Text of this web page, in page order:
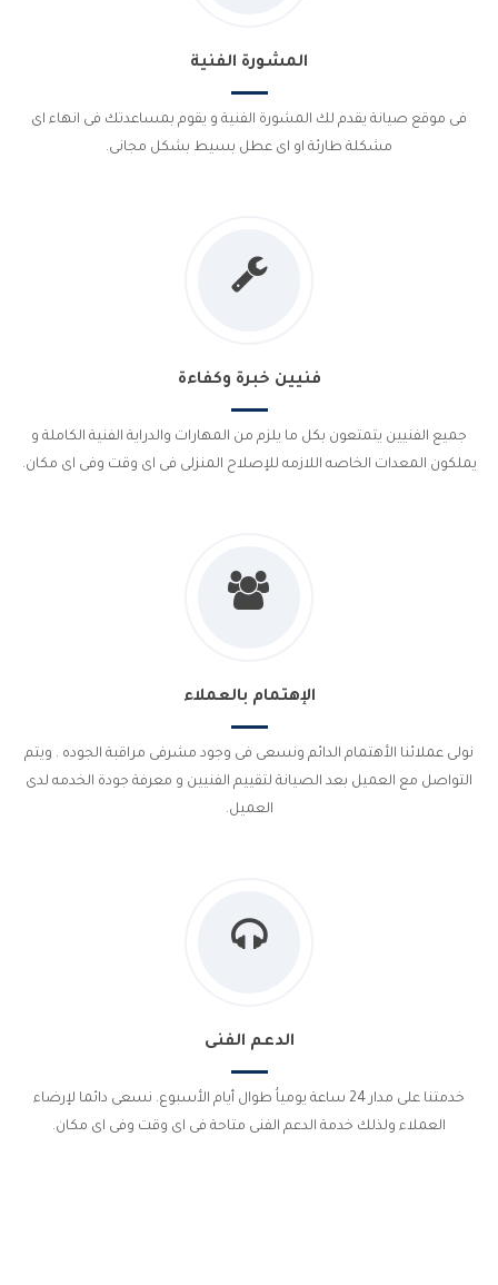
المشورة الفنية
فى موقع صيانة يقدم لك المشورة الفنية و يقوم بمساعدتك فى انهاء اى
مشكلة طارئة او اى عطل بسيط بشكل مجانى.
فنيين خبرة وكفاءة
جميع الفنيين يتمتعون بكل ما يلزم من المهارات والدراية الفنية الكاملة و
يملكون المعدات الخاصه اللازمه للإصلاح المنزلى فى اى وقت وفى اى مكان.
الإهتمام بالعملاء
نولى عملائنا الأهتمام الدائم ونسعى فى وجود مشرفى مراقبة الجوده . ويتم
التواصل مع العميل بعد الصيانة لتقييم الفنيين و معرفة جودة الخدمه لدى
العميل.
الدعم الفنى
خدمتنا على مدار 24 ساعة يومياُ طوال أيام الأسبوع. نسعى دائما لإرضاء
العملاء ولذلك خدمة الدعم الفنى متاحة فى اى وقت وفى اى مكان.